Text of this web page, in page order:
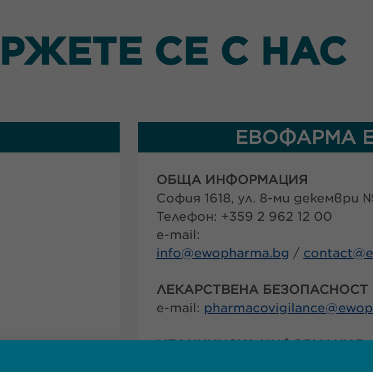
СЕ С НАС
ЕВОФАРМА
ОБЩА ИНФОРМАЦИЯ
София 1618, ул. 8-ми декември
Телефон: +359 2 962 12 00
e-mail:
info@ewopharma.bg / contact@
ЛЕКАРСТВЕНА БЕЗОПАСНОСТ
e-mail: pharmacovigilance@
МЕДИЦИНСКА ИНФОРМАЦИЯ